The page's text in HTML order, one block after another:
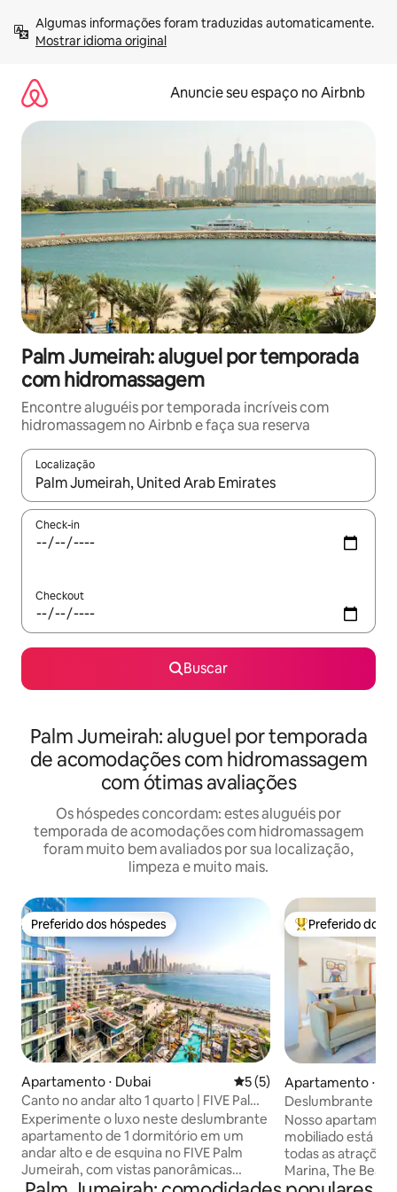
para
Mostrar idioma original
Anuncie seu espaço no Airbnb
Palm Jumeirah: aluguel por temporada
com hidromassagem
Encontre aluguéis por temporada incríveis com
hidromassagem no Airbnb e faça sua reserva
Localização
Quando os resultados estiverem disponíveis, explore-os
Check-in
Checkout
Buscar
Palm Jumeirah: aluguel por temporada
de acomodações com hidromassagem
com ótimas avaliações
Os hóspedes concordam: estes aluguéis por
temporada de acomodações com hidromassagem
foram muito bem avaliados por sua localização,
limpeza e muito mais.
Preferido dos hóspedes
Preferido dos hóspedes
Apartamento ⋅ Dubai 5 de uma avaliação média
5 (5)
Canto no andar alto 1 quarto | FIVE Palm,
vista para a marina
Experimente o luxo neste deslumbrante
apartamento de 1 dormitório em um
andar alto e de esquina no FIVE Palm
Jumeirah, com vistas panorâmicas
deslumbrantes da Dubai Marina. As
Entre os
Preferido dos
Apartamento ⋅
Deslumbrante
JBR
Nosso
mobiliado está
todas as
Marina, The
Quase todas as